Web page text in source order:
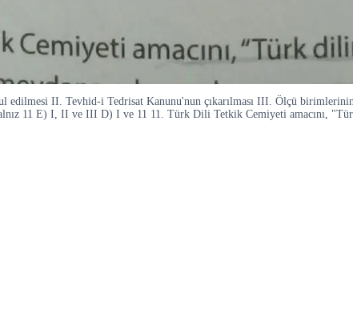
II. Tevhid-i Tedrisat Kanunu'nun çıkarılması III. Ölçü
11 E) I, II ve III D) I ve 11 11. Türk Dili Tetkik Cemiyeti amacını,